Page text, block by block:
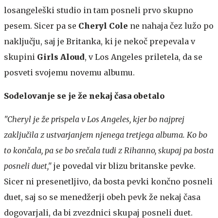
losangeleški studio in tam posneli prvo skupno
pesem. Sicer pa se Cheryl Cole ne nahaja čez lužo po
naključju, saj je Britanka, ki je nekoč prepevala v
skupini Girls Aloud, v Los Angeles priletela, da se
posveti svojemu novemu albumu.
Sodelovanje se je že nekaj časa obetalo
"Cheryl je že prispela v Los Angeles, kjer bo najprej
zaključila z ustvarjanjem njenega tretjega albuma. Ko bo
to končala, pa se bo srečala tudi z Rihanno, skupaj pa bosta
posneli duet," je povedal vir blizu britanske pevke.
Sicer ni presenetljivo, da bosta pevki končno posneli
duet, saj so se menedžerji obeh pevk že nekaj časa
dogovarjali, da bi zvezdnici skupaj posneli duet.